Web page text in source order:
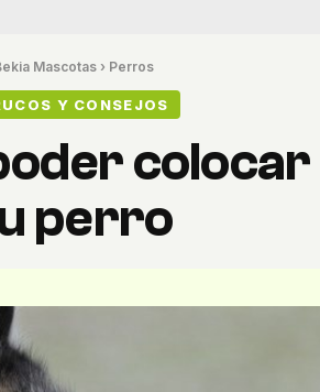
Mascotas › Perros
Y CONSEJOS
colocar
perro